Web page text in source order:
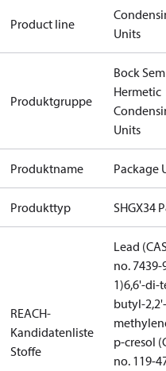
R407CR407FR448A R449AR450A
Product line
Units
Produktgruppe
Bock
Hermetic
Units
Produktname Package
Produkttyp SHGX34
REACH-
Kandidatenliste
Stoffe
Lead
no. 7439-
1)6,6'-di-
butyl-2,2'-
p-cresol
no. 119-